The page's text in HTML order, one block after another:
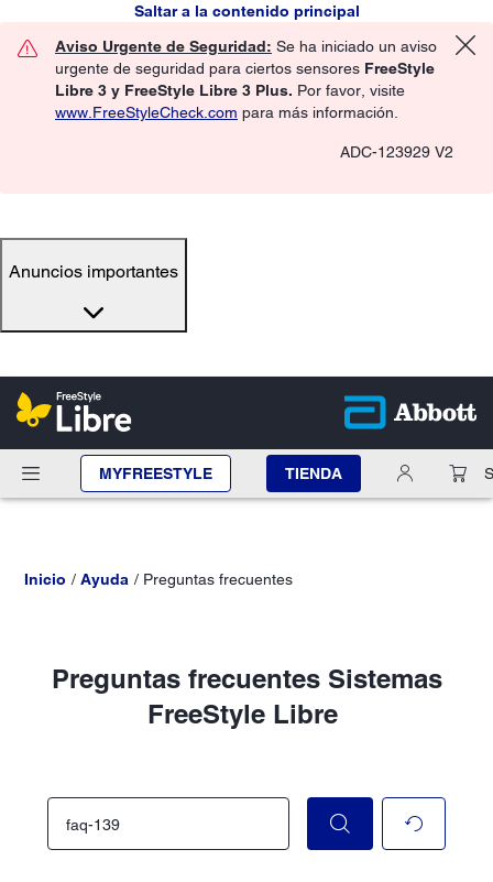
Saltar a la contenido principal
Aviso Urgente de Seguridad: Se ha iniciado un aviso
urgente de seguridad para ciertos sensores FreeStyle
Libre 3 y FreeStyle Libre 3 Plus. Por favor, visite
www.FreeStyleCheck.com para más información.
ADC-123929 V2
Anuncios importantes
MYFREESTYLE TIENDA
Inicio Ayuda Preguntas frecuentes
Preguntas frecuentes Sistemas
FreeStyle Libre